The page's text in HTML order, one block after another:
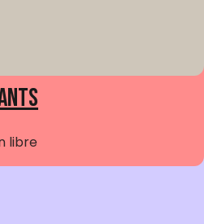
libre